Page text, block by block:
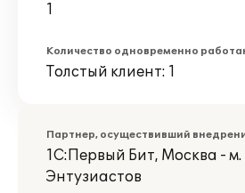
1
Количество одновременно
Толстый клиент: 1
Партнер, осуществивший
1С:Первый Бит, Москва -
Энтузиастов